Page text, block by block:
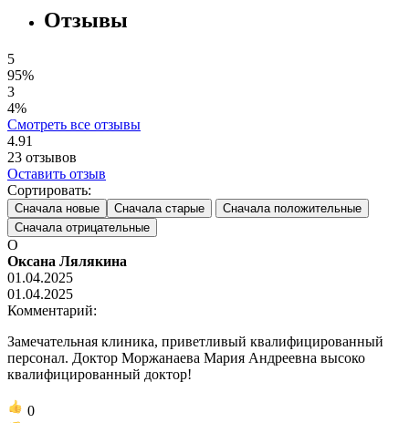
Отзывы
5
95%
3
4%
Смотреть все отзывы
4.91
23 отзывов
Оставить отзыв
Сортировать:
Сначала новые Сначала старые
Сначала положительные
Сначала отрицательные
О
Оксана Лялякина
01.04.2025
01.04.2025
Комментарий:
Замечательная клиника, приветливый квалифицированный
персонал. Доктор Моржанаева Мария Андреевна высоко
квалифицированный доктор!
0